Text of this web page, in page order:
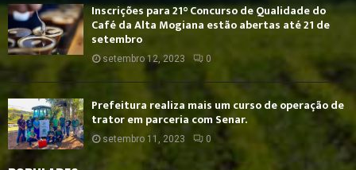
Inscrições para 21° Concurso de Qualidade do
Café da Alta Mogiana estão abertas até 21 de
setembro
setembro 12, 2023 0
Prefeitura realiza mais um curso de operação de
trator em parceria com Senar.
setembro 11, 2023 0